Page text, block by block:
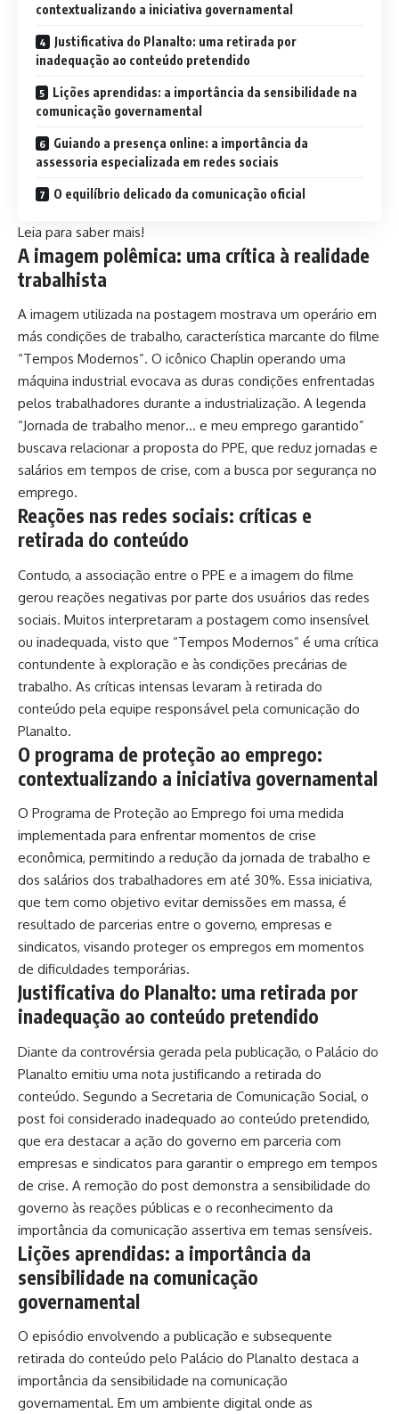
contextualizando a iniciativa governamental
Justificativa do Planalto: uma retirada por
inadequação ao conteúdo pretendido
Lições aprendidas: a importância da sensibilidade na
comunicação governamental
Guiando a presença online: a importância da
assessoria especializada em redes sociais
O equilíbrio delicado da comunicação oficial
Leia para saber mais!
A imagem polêmica: uma crítica à realidade
trabalhista
A imagem utilizada na postagem mostrava um operário em
más condições de trabalho, característica marcante do filme
“Tempos Modernos”. O icônico Chaplin operando uma
máquina industrial evocava as duras condições enfrentadas
pelos trabalhadores durante a industrialização. A legenda
“Jornada de trabalho menor… e meu emprego garantido”
buscava relacionar a proposta do PPE, que reduz jornadas e
salários em tempos de crise, com a busca por segurança no
emprego.
Reações nas redes sociais: críticas e
retirada do conteúdo
Contudo, a associação entre o PPE e a imagem do filme
gerou reações negativas por parte dos usuários das redes
sociais. Muitos interpretaram a postagem como insensível
ou inadequada, visto que “Tempos Modernos” é uma crítica
contundente à exploração e às condições precárias de
trabalho. As críticas intensas levaram à retirada do
conteúdo pela equipe responsável pela comunicação do
Planalto.
O programa de proteção ao emprego:
contextualizando a iniciativa governamental
O Programa de Proteção ao Emprego foi uma medida
implementada para enfrentar momentos de crise
econômica, permitindo a redução da jornada de trabalho e
dos salários dos trabalhadores em até 30%. Essa iniciativa,
que tem como objetivo evitar demissões em massa, é
resultado de parcerias entre o governo, empresas e
sindicatos, visando proteger os empregos em momentos
de dificuldades temporárias.
Justificativa do Planalto: uma retirada por
inadequação ao conteúdo pretendido
Diante da controvérsia gerada pela publicação, o Palácio do
Planalto emitiu uma nota justificando a retirada do
conteúdo. Segundo a Secretaria de Comunicação Social, o
post foi considerado inadequado ao conteúdo pretendido,
que era destacar a ação do governo em parceria com
empresas e sindicatos para garantir o emprego em tempos
de crise. A remoção do post demonstra a sensibilidade do
governo às reações públicas e o reconhecimento da
importância da comunicação assertiva em temas sensíveis.
Lições aprendidas: a importância da
sensibilidade na comunicação
governamental
O episódio envolvendo a publicação e subsequente
retirada do conteúdo pelo Palácio do Planalto destaca a
importância da sensibilidade na comunicação
governamental. Em um ambiente digital onde as